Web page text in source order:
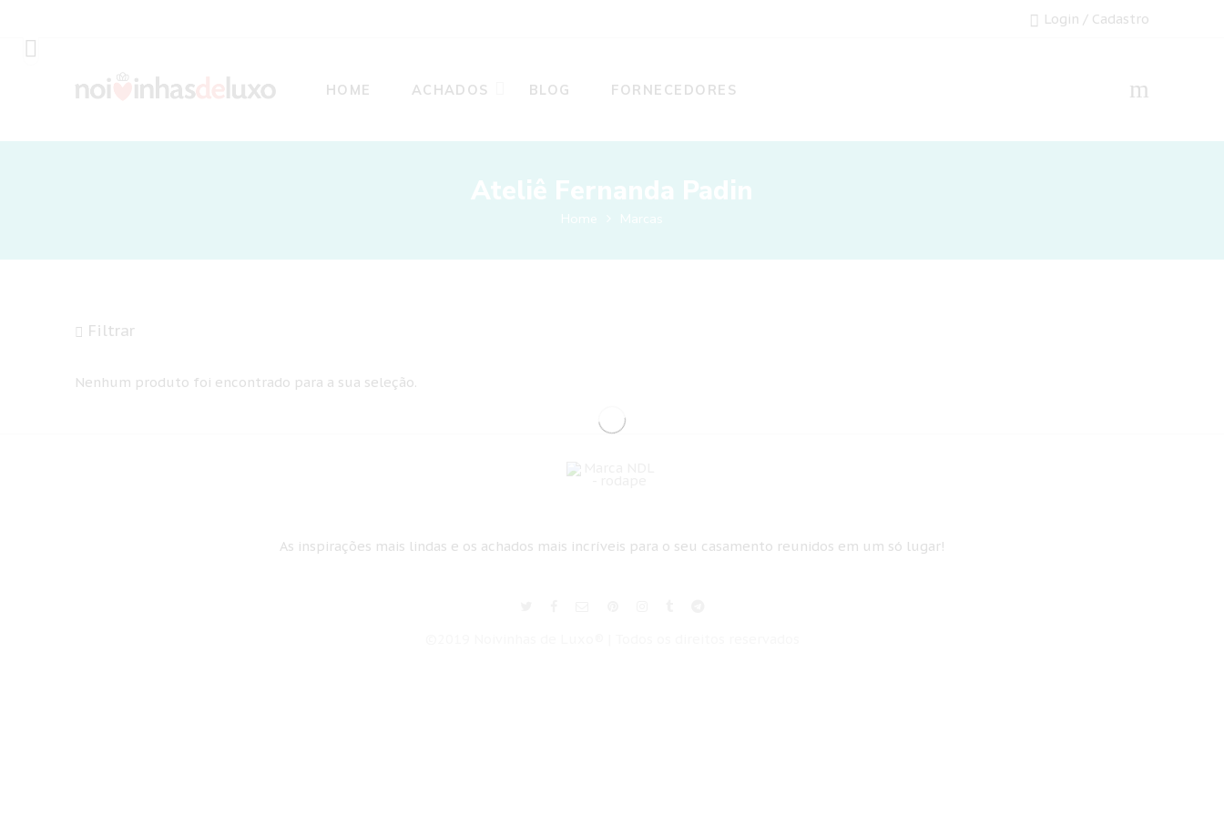
Login / Cadastro
HOME ACHADOS BLOG FORNECEDORES
Ateliê Fernanda Padin
Home Marcas
Filtrar
Nenhum produto foi encontrado para a sua seleção.
As inspirações mais lindas e os achados mais incríveis para o seu casamento reunidos em um só lugar!